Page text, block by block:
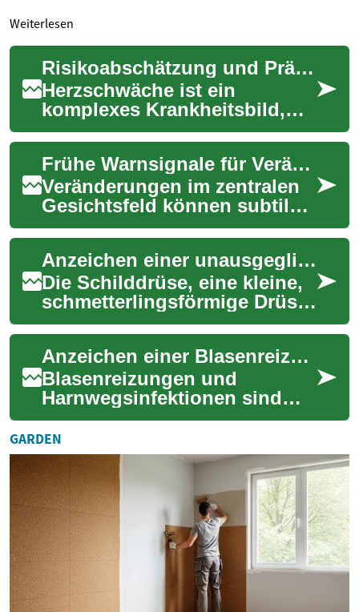
Weiterlesen
Risikoabschätzung und Präventionsansätze zur Verlangsamung der Progression von Herzschwäche
Herzschwäche ist ein
komplexes Krankheitsbild,
das eine sorgfältige
Risikoabschätzung und
gezielte
Präventionsmaßnahm...
Frühe Warnsignale für Veränderungen im zentralen Gesichtsfeld
Veränderungen im zentralen
Gesichtsfeld können subtil
beginnen, aber auf ernsthafte
Augenerkrankungen
hinweisen, die ...
Anzeichen einer unausgeglichenen Schilddrüse erkennen
Die Schilddrüse, eine kleine,
schmetterlingsförmige Drüse
im Hals, spielt eine zentrale
Rolle für unser
Wohlbefinden....
Anzeichen einer Blasenreizung ernst nehmen
Blasenreizungen und
Harnwegsinfektionen sind
weit verbreitete Beschwerden,
die das tägliche
Wohlbefinden erheblich be...
GARDEN